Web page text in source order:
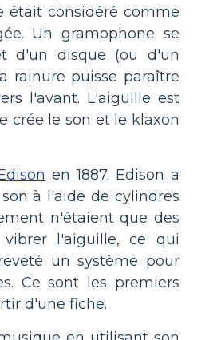
était considéré comme
Un gramophone se
d'un disque (ou d'un
rainure puisse paraître
l'avant. L'aiguille est
crée le son et le klaxon
en 1887. Edison a
à l'aide de cylindres
n'étaient que des
l'aiguille, ce qui
un système pour
Ce sont les premiers
d'une fiche.